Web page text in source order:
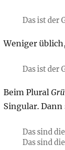
Das ist der
Weniger
Das ist der
Beim Plural
Singular.
Das sind
Das sind